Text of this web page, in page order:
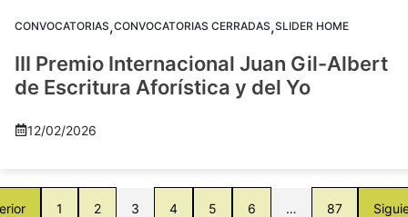
CONVOCATORIAS,CONVOCATORIAS CERRADAS,SLIDER HOME
III Premio Internacional Juan Gil-Albert
de Escritura Aforística y del Yo
12/02/2026
1 2 3 4 5 6 … 87